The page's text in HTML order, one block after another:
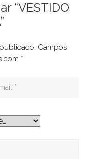
“VESTIDO
Campos
com *